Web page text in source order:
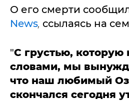
О его смерти
News, ссылаясь на
"С грустью, которую
словами, мы
что наш любимый
скончался сегодня